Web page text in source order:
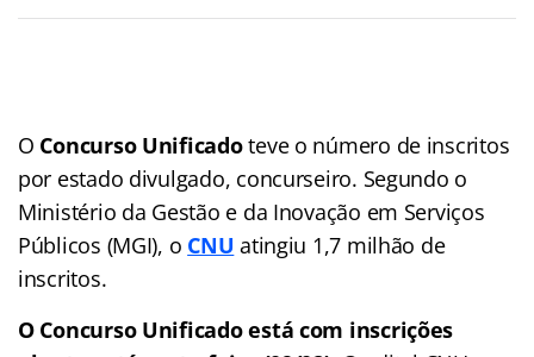
O Concurso Unificadoteve o número de inscritos
por estado divulgado, concurseiro. Segundo o
Ministério da Gestão e da Inovação em Serviços
Públicos (MGI), o CNU atingiu 1,7 milhão de
inscritos.
O Concurso Unificado está com inscrições